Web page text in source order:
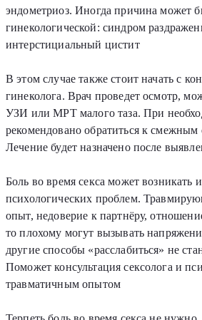
эндометриоз. Иногда причина может
гинекологической: синдром
интерстициальный цистит
В этом случае также стоит начать с
гинеколога. Врач проведет осмотр,
УЗИ или МРТ малого таза. При
рекомендовано обратиться к смежным
Лечение будет назначено после
Боль во время секса может возникать
психологических проблем.
опыт, недоверие к партнёру,
то плохому могут вызывать
другие способы «расслабиться» не
Поможет консультация сексолога и
травматичным опытом